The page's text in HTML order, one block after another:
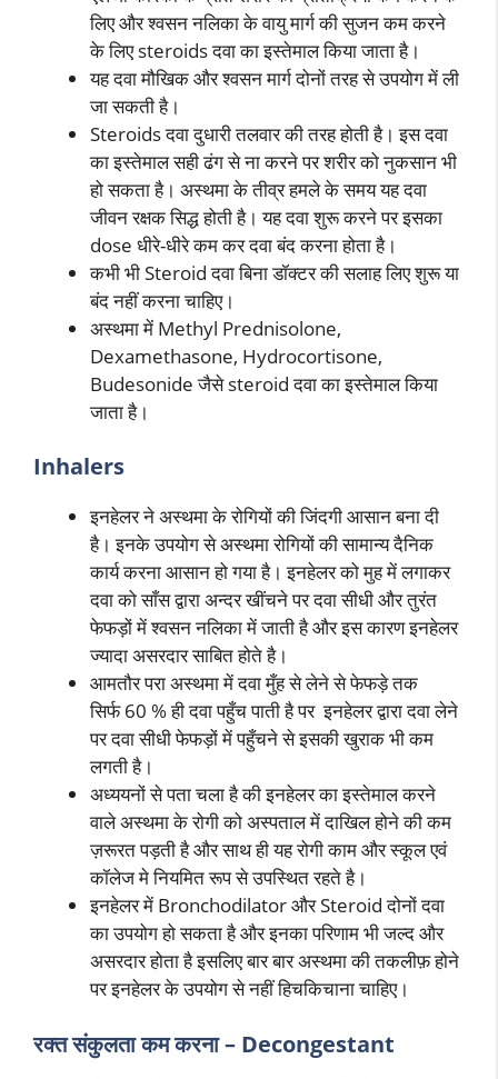
लिए और श्वसन नलिका के वायु मार्ग की सुजन कम करने
के लिए steroids दवा का इस्तेमाल किया जाता है।
यह दवा मौखिक और श्वसन मार्ग दोनों तरह से उपयोग में ली
जा सकती है।
Steroids दवा दुधारी तलवार की तरह होती है। इस दवा
का इस्तेमाल सही ढंग से ना करने पर शरीर को नुकसान भी
हो सकता है। अस्थमा के तीव्र हमले के समय यह दवा
जीवन रक्षक सिद्ध होती है। यह दवा शुरू करने पर इसका
dose धीरे-धीरे कम कर दवा बंद करना होता है।
कभी भी Steroid दवा बिना डॉक्टर की सलाह लिए शुरू या
बंद नहीं करना चाहिए।
अस्थमा में Methyl Prednisolone,
Dexamethasone, Hydrocortisone,
Budesonide जैसे steroid दवा का इस्तेमाल किया
जाता है।
Inhalers
इनहेलर ने अस्थमा के रोगियों की जिंदगी आसान बना दी
है। इनके उपयोग से अस्थमा रोगियों की सामान्य दैनिक
कार्य करना आसान हो गया है। इनहेलर को मुह में लगाकर
दवा को साँस द्वारा अन्दर खींचने पर दवा सीधी और तुरंत
फेफड़ों में श्वसन नलिका में जाती है और इस कारण इनहेलर
ज्यादा असरदार साबित होते है।
आमतौर परा अस्थमा में दवा मुँह से लेने से फेफड़े तक
सिर्फ 60 % ही दवा पहुँच पाती है पर इनहेलर द्वारा दवा लेने
पर दवा सीधी फेफड़ों में पहुँचने से इसकी खुराक भी कम
लगती है।
अध्ययनों से पता चला है की इनहेलर का इस्तेमाल करने
वाले अस्थमा के रोगी को अस्पताल में दाखिल होने की कम
ज़रूरत पड़ती है और साथ ही यह रोगी काम और स्कूल एवं
कॉलेज मे नियमित रूप से उपस्थित रहते है।
इनहेलर में Bronchodilator और Steroid दोनों दवा
का उपयोग हो सकता है और इनका परिणाम भी जल्द और
असरदार होता है इसलिए बार बार अस्थमा की तकलीफ़ होने
पर इनहेलर के उपयोग से नहीं हिचकिचाना चाहिए।
रक्त संकुलता कम करना – Decongestant